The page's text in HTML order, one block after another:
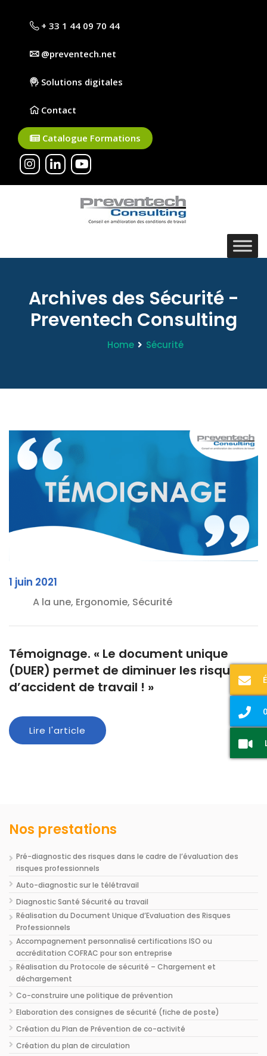
+ 33 1 44 09 70 44
@preventech.net
Solutions digitales
Contact
Catalogue Formations
Archives des Sécurité -
Preventech Consulting
Home Sécurité
1 juin 2021
A la une, Ergonomie, Sécurité
Témoignage. « Le document unique
(DUER) permet de diminuer les risques
d’accident de travail ! »
Lire l'article
Nos prestations
Pré-diagnostic des risques dans le cadre de l’évaluation des
risques professionnels
Auto-diagnostic sur le télétravail
Diagnostic Santé Sécurité au travail
Réalisation du Document Unique d’Evaluation des Risques
Professionnels
Accompagnement personnalisé certifications ISO ou
accréditation COFRAC pour son entreprise
Réalisation du Protocole de sécurité – Chargement et
déchargement
Co-construire une politique de prévention
Elaboration des consignes de sécurité (fiche de poste)
Création du Plan de Prévention de co-activité
Création du plan de circulation